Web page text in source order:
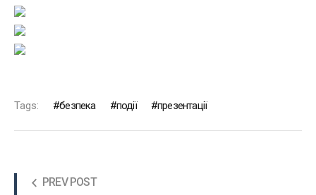
Tags: безпека події презентації
PREV POST